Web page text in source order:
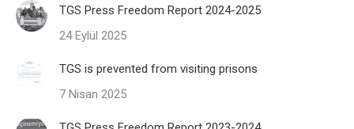
TGS Press Freedom Report 2024-2025
24 Eylül 2025
TGS is prevented from visiting prisons
7 Nisan 2025